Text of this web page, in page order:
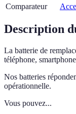
Comparateur
Description
La batterie de
téléphone,
Nos batteries
opérationnelle.
Vous pouvez...